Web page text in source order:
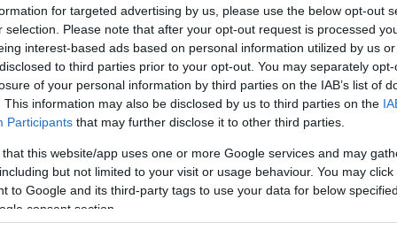
for targeted advertising by us, please use the below opt-out
selection. Please note that after your opt-out request is processed
interest-based ads based on personal information utilized by us
to third parties prior to your opt-out. You may separately
of your personal information by third parties on the IAB’s list of
This information may also be disclosed by us to third parties on the
Participants that may further disclose it to other third parties.
that this website/app uses one or more Google services and may
but not limited to your visit or usage behaviour. You may
to Google and its third-party tags to use your data for below
consent section.
meg, reszeljünk le, keverjük össze, és
keverjük össze. Ízlés szerint sóval
ha házi majonézzeldolgozunk. A
majonézt. Ízlés szerint pici tejföl (egy
a keverékbe. Ez ugyan a tormakrémek
veszi el a leginkább a csípősségét.